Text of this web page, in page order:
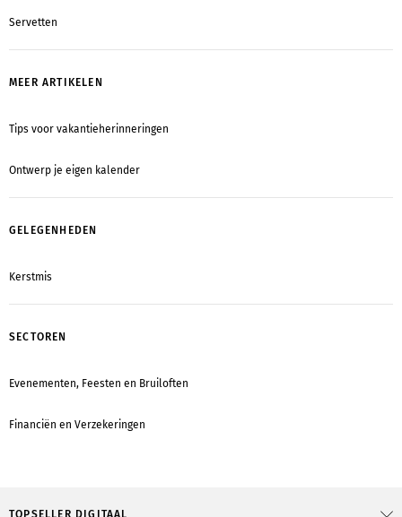
Servetten
MEER ARTIKELEN
Tips voor vakantieherinneringen
Ontwerp je eigen kalender
GELEGENHEDEN
Kerstmis
SECTOREN
Evenementen, Feesten en Bruiloften
Financiën en Verzekeringen
TOPSELLER DIGITAAL